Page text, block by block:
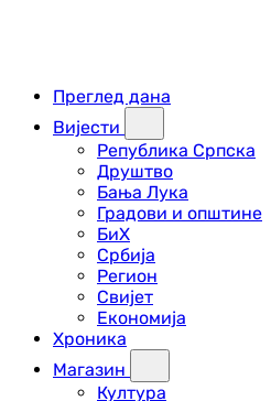
Преглед дана
Вијести
Република Српска
Друштво
Бања Лука
Градови и општине
БиХ
Србија
Регион
Свијет
Економија
Хроника
Магазин
Култура